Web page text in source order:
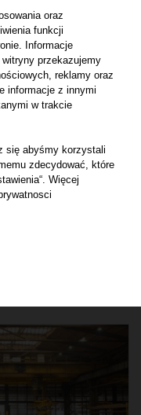
kablowca
oraz
funkcji
Informacje
przekazujemy
reklamy oraz
informacje z innymi
w trakcie
się abyśmy korzystali
zdecydować, które
Więcej